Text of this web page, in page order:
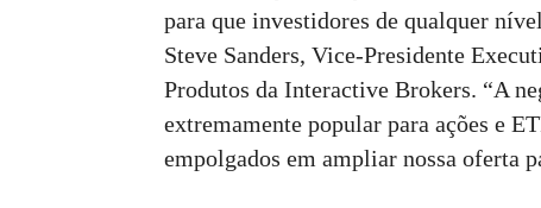
para que investidores de qualquer
Steve Sanders, Vice-Presidente
Produtos da Interactive Brokers. “A
extremamente popular para ações e
empolgados em ampliar nossa oferta